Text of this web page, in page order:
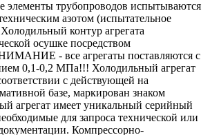
элементы трубопроводов испытываются
азотом (испытательное
контур агрегата
осушке посредством
- все агрегаты поставляются с
0,1-0,2 МПа!!! Холодильный агрегат
с действующей на
базе, маркирован знаком
агрегат имеет уникальный серийный
для запроса технической или
Компрессорно-